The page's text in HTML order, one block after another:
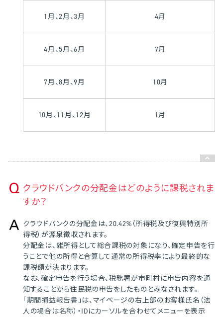
1月、2月、3月 4月
4月、5月、6月 7月
7月、8月、9月 10月
10月、11月、12月 1月
クラウドバンクの分配金はどのように課税されま
すか？
クラウドバンクの分配金は、20.42%（所得税及び復興特別所
得税）が源泉徴収されます。
分配金は、雑所得として総合課税の対象になり、確定申告を行
うことで他の所得と合算して通常の所得税率により最終的な
課税額が決まります。
なお、確定申告を行う場合、税務署が市町村に申告内容を通
知することから住民税の申告をしたものとみなされます。
「期間損益報告書」は、マイページの右上部のお客様氏名（法
人の場合は名称）・IDにカーソルを合わせてメニューを表示